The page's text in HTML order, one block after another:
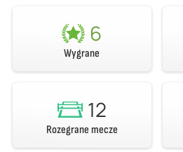
6
Wygrane
12
Rozegrane mecze